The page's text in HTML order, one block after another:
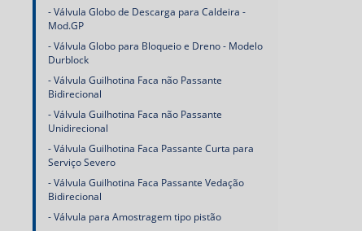
Válvula Globo de Descarga para Caldeira -
Mod.GP
Válvula Globo para Bloqueio e Dreno - Modelo
Durblock
Válvula Guilhotina Faca não Passante
Bidirecional
Válvula Guilhotina Faca não Passante
Unidirecional
Válvula Guilhotina Faca Passante Curta para
Serviço Severo
Válvula Guilhotina Faca Passante Vedação
Bidirecional
Válvula para Amostragem tipo pistão